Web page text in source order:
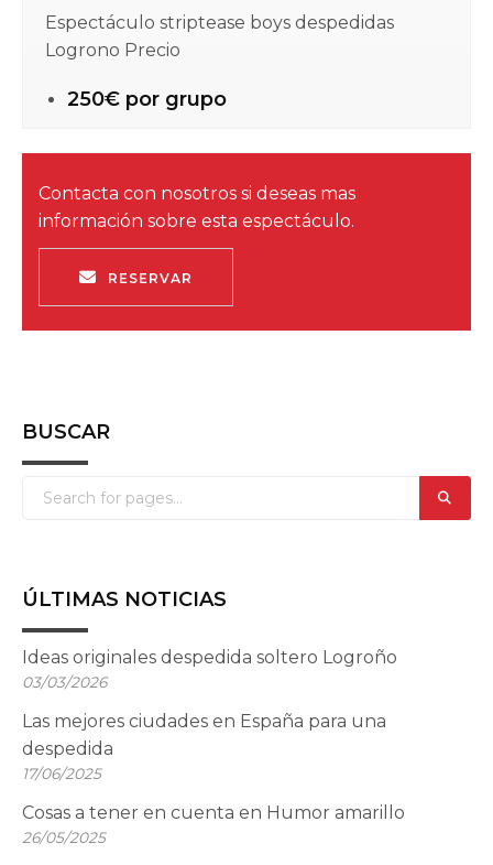
Espectáculo striptease boys despedidas
Logrono Precio
250€ por grupo
Contacta con nosotros si deseas mas
información sobre esta espectáculo.
RESERVAR
BUSCAR
ÚLTIMAS NOTICIAS
Ideas originales despedida soltero Logroño
03/03/2026
Las mejores ciudades en España para una
despedida
17/06/2025
Cosas a tener en cuenta en Humor amarillo
26/05/2025